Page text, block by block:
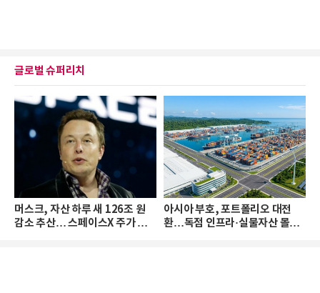
글로벌 슈퍼리치
머스크, 자산 하루 새 126조 원
감소 추산… 스페이스X 주가 하
아시아 부호, 포트폴리오 대전
환…독점 인프라·실물자산 몰린